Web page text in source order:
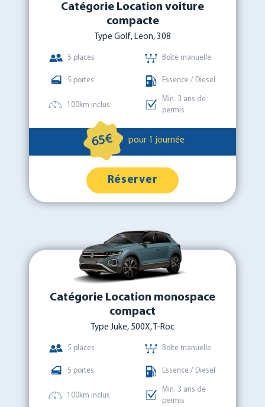
Catégorie Location voiture
compacte
Type Golf, Leon, 308
5 places Boîte manuelle
5 portes Essence / Diesel
100km inclus
Min. 3 ans de
permis
65€ pour 1 journée
Réserver
Catégorie Location monospace
compact
Type Juke, 500X, T-Roc
5 places Boîte manuelle
5 portes Essence / Diesel
100km inclus
Min. 3 ans de
permis